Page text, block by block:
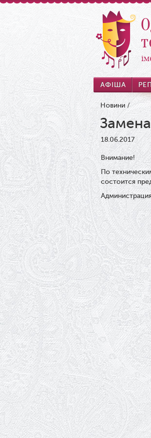
АФІША
Новини /
18.06.2017
Внимание!
По
состоится